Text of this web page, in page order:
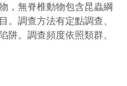
，無脊椎動物包含昆蟲綱
。調查方法有定點調查、
阱。調查頻度依照類群、